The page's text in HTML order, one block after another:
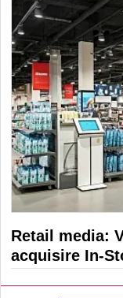
Retail media:
acquisire In-